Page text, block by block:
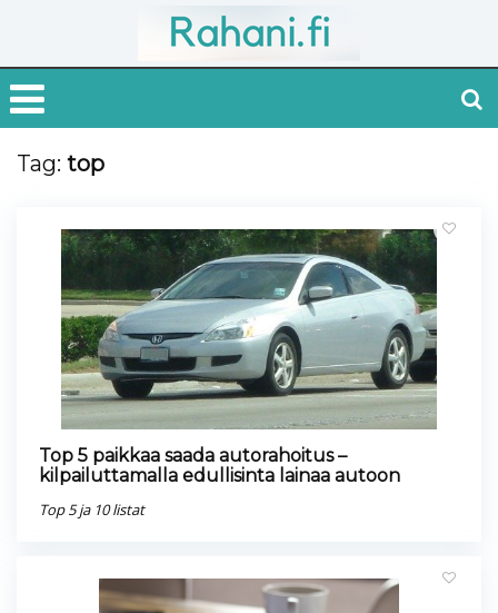
Tag: top
Top 5 paikkaa saada autorahoitus –
kilpailuttamalla edullisinta lainaa autoon
Top 5 ja 10 listat